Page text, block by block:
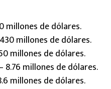
millones de dólares.
millones de dólares.
millones de dólares.
– 8.76 millones de dólares.
millones de dólares.